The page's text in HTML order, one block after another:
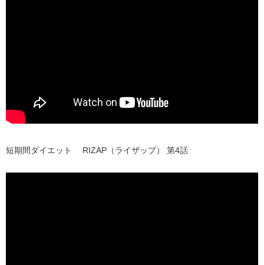
短期間ダイエット RIZAP（ライザップ） 第4話